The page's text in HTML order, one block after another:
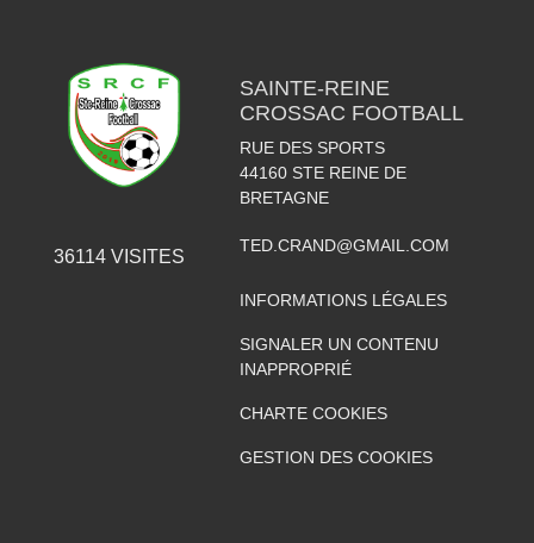
36114 VISITES
SAINTE-REINE
CROSSAC FOOTBALL
RUE DES SPORTS
44160 STE REINE DE
BRETAGNE
TED.CRAND@GMAIL.COM
INFORMATIONS LÉGALES
SIGNALER UN CONTENU
INAPPROPRIÉ
CHARTE COOKIES
GESTION DES COOKIES